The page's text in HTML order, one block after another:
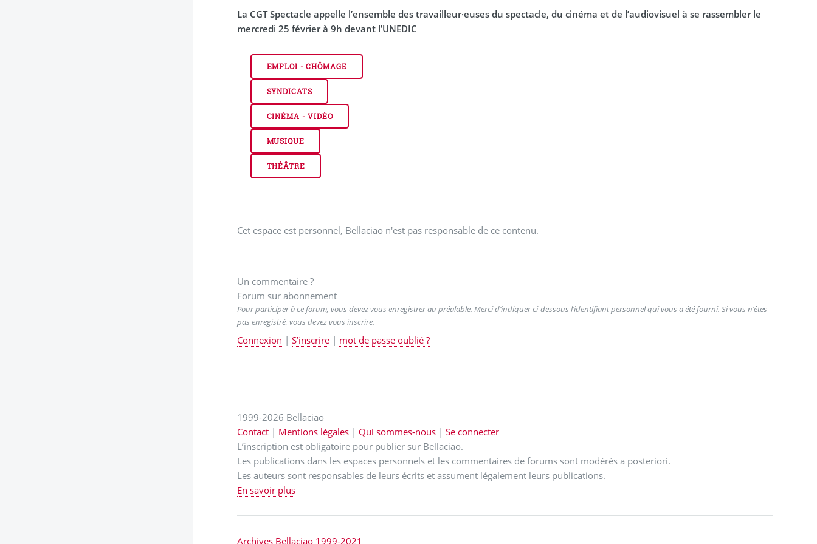
La CGT Spectacle appelle l’ensemble des travailleur·euses du spectacle, du cinéma et de l’audiovisuel à se rassembler le
mercredi 25 février à 9h devant l’UNEDIC
EMPLOI - CHÔMAGE
SYNDICATS
CINÉMA - VIDÉO
MUSIQUE
THÉÂTRE
Cet espace est personnel, Bellaciao n'est pas responsable de ce contenu.
Un commentaire ?
Forum sur abonnement
Pour participer à ce forum, vous devez vous enregistrer au préalable. Merci d’indiquer ci-dessous l’identifiant personnel qui vous a été fourni. Si vous n’êtes
pas enregistré, vous devez vous inscrire.
Connexion |S’inscrire | mot de passe oublié ?
1999-2026 Bellaciao
Contact | Mentions légales | Qui sommes-nous |Se connecter
L’inscription est obligatoire pour publier sur Bellaciao.
Les publications dans les espaces personnels et les commentaires de forums sont modérés a posteriori.
Les auteurs sont responsables de leurs écrits et assument légalement leurs publications.
En savoir plus
Archives Bellaciao 1999-2021